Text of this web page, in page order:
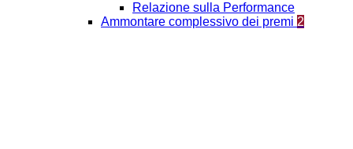
Relazione sulla Performance
Ammontare complessivo dei premi 2